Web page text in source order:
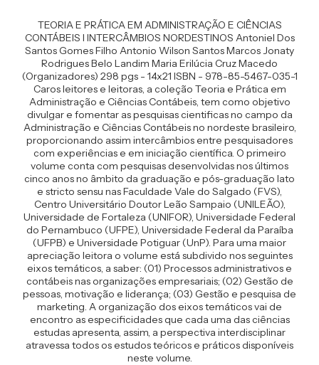
TEORIA E PRÁTICA EM ADMINISTRAÇÃO E CIÊNCIAS
CONTÁBEIS I INTERCÂMBIOS NORDESTINOS Antoniel Dos
Santos Gomes Filho Antonio Wilson Santos Marcos Jonaty
Rodrigues Belo Landim Maria Erilúcia Cruz Macedo
(Organizadores) 298 pgs - 14x21 ISBN - 978-85-5467-035-1
Caros leitores e leitoras, a coleção Teoria e Prática em
Administração e Ciências Contábeis, tem como objetivo
divulgar e fomentar as pesquisas cientificas no campo da
Administração e Ciências Contábeis no nordeste brasileiro,
proporcionando assim intercâmbios entre pesquisadores
com experiências e em iniciação científica. O primeiro
volume conta com pesquisas desenvolvidas nos últimos
cinco anos no âmbito da graduação e pós-graduação lato
e stricto sensu nas Faculdade Vale do Salgado (FVS),
Centro Universitário Doutor Leão Sampaio (UNILEÃO),
Universidade de Fortaleza (UNIFOR), Universidade Federal
do Pernambuco (UFPE), Universidade Federal da Paraíba
(UFPB) e Universidade Potiguar (UnP). Para uma maior
apreciação leitora o volume está subdivido nos seguintes
eixos temáticos, a saber: (01) Processos administrativos e
contábeis nas organizações empresariais; (02) Gestão de
pessoas, motivação e liderança; (03) Gestão e pesquisa de
marketing. A organização dos eixos temáticos vai de
encontro as especificidades que cada uma das ciências
estudas apresenta, assim, a perspectiva interdisciplinar
atravessa todos os estudos teóricos e práticos disponíveis
neste volume.